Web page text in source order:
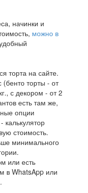
начинки и
можно в
торта на сайте.
торты - от
с декором - от 2
есть там же,
опции
стоимость.
минимального
или есть
в WhatsApp или